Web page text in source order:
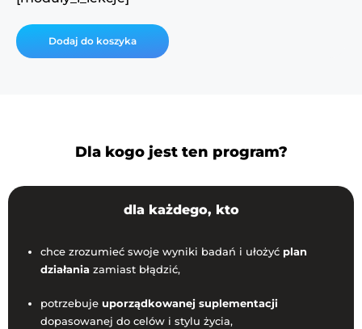
ilość
VADEMECUM
ZDROWIA
Dodaj do koszyka
Dla kogo jest ten program?
dla każdego, kto
chce zrozumieć swoje wyniki badań i ułożyć plan
działania zamiast błądzić,
potrzebuje uporządkowanej suplementacji
dopasowanej do celów i stylu życia,